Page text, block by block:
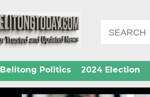
Belitong Politics 2024 Election